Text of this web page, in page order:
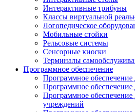
Интерактивные трибуны
Классы виртуальной
Логопедическое
Мобильные стойки
Рельсовые системы
Сенсорные киоски
Терминалы
Программное обеспечение
Программное обеспечение
Программное обеспечение
Программное обеспечение
учреждений